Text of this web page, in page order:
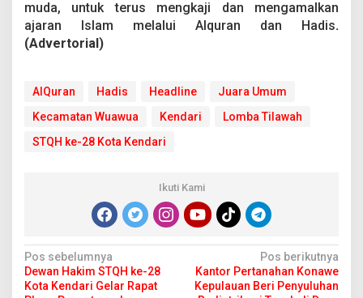
muda, untuk terus mengkaji dan mengamalkan
ajaran Islam melalui Alquran dan Hadis.
(Advertorial)
AlQuran Hadis Headline
Juara Umum
Kecamatan Wuawua
Kendari
Lomba Tilawah
STQH ke-28 Kota Kendari
Ikuti Kami
N
a
Pos sebelumnya
Dewan Hakim STQH ke-28
Kota Kendari Gelar Rapat
Pos berikutnya
Kantor Pertanahan Konawe
Kepulauan Beri Penyuluhan